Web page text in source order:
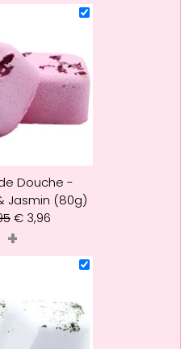
Douche -
Jasmin (80g)
€ 3,96
+